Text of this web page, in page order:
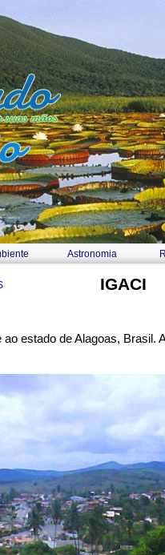
Astronomia
IGACI
estado de Alagoas, Brasil.